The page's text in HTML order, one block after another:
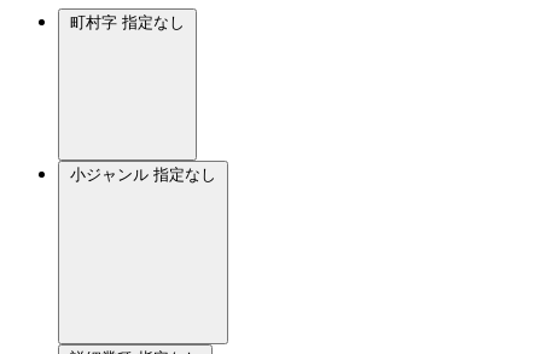
町村字 指定なし
小ジャンル 指定なし